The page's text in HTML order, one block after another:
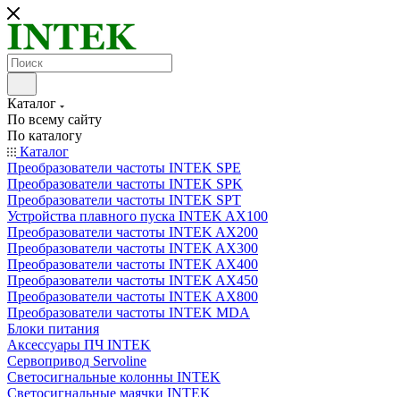
Каталог
По всему сайту
По каталогу
Каталог
Преобразователи частоты INTEK SPE
Преобразователи частоты INTEK SPK
Преобразователи частоты INTEK SPT
Устройства плавного пуска INTEK AX100
Преобразователи частоты INTEK AX200
Преобразователи частоты INTEK AX300
Преобразователи частоты INTEK AX400
Преобразователи частоты INTEK AX450
Преобразователи частоты INTEK AX800
Преобразователи частоты INTEK MDA
Блоки питания
Аксессуары ПЧ INTEK
Сервопривод Servoline
Светосигнальные колонны INTEK
Светосигнальные маячки INTEK